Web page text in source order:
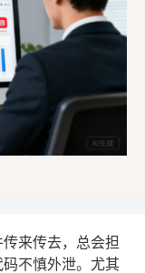
来传去，总会担
不慎外泄。尤其